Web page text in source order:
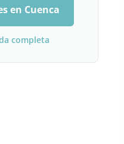
en Cuenca
completa